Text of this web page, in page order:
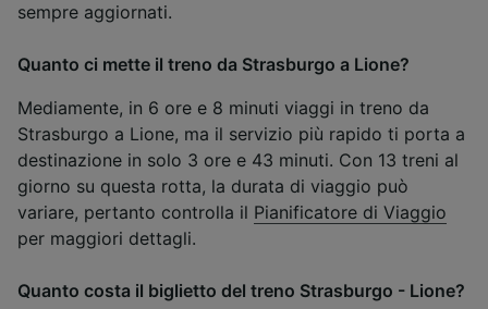
sempre aggiornati.
Quanto ci mette il treno da Strasburgo a Lione?
Mediamente, in 6 ore e 8 minuti viaggi in treno da
Strasburgo a Lione, ma il servizio più rapido ti porta a
destinazione in solo 3 ore e 43 minuti. Con 13 treni al
giorno su questa rotta, la durata di viaggio può
variare, pertanto controlla il Pianificatore di Viaggio
per maggiori dettagli.
Quanto costa il biglietto del treno Strasburgo - Lione?